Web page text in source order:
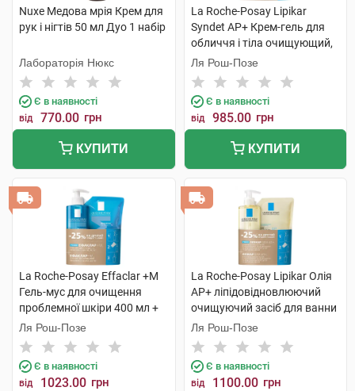
Nuxe Медова мрія Крем для
рук і нігтів 50 мл Дуо 1 набір
Лабораторія Нюкс
Є в наявності
від 770.00 грн
КУПИТИ
La Roche-Posay Lipikar
Syndet AP+ Крем-гель для
обличчя і тіла очищующий,
для дуже сухої шкіри 400 мл
+ рефіл 400 мл 1 набір
Ля Рош-Позе
Є в наявності
від 985.00 грн
КУПИТИ
La Roche-Posay Effaclar +М
Гель-мус для очищення
проблемної шкіри 400 мл +
рефіл 400 мл 1 набір
Ля Рош-Позе
Є в наявності
від 1023.00 грн
La Roche-Posay Lipikar Олія
AP+ ліпідовідновлюючий
очищуючий засіб для ванни
та душу 400 мл + рефіл 400
мл 1 набір
Ля Рош-Позе
Є в наявності
від 1100.00 грн